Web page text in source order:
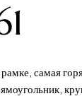
рамке, самая